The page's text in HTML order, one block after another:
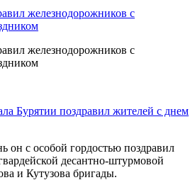
железнодорожников с
железнодорожников с
Бурятии поздравил жителей с днем
он с особой гордостью поздравил
десантно-штурмовой
и Кутузова бригады.